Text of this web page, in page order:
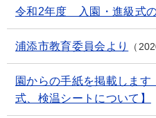
令和2年度 入園・進級式
浦添市教育委員会より
園からの手紙を掲載します
式、検温シートについて】